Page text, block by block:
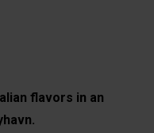
flavors in an